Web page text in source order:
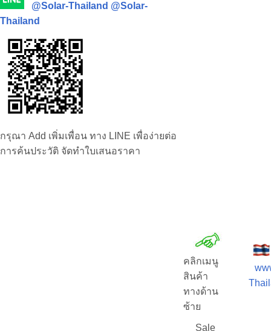
@Solar-Thailand @Solar-
Thailand
กรุณา Add เพิ่มเพื่อน ทาง LINE เพื่อง่ายต่อ
การค้นประวัติ จัดทำใบเสนอราคา
คลิกเมนู
สินค้า
ทางด้าน
ซ้าย
Sale